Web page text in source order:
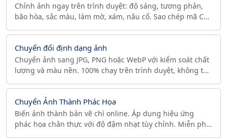
Chỉnh ảnh ngay trên trình duyệt: độ sáng, tương phản,
bão hòa, sắc màu, làm mờ, xám, nâu cổ. Sao chép mã CSS
Chuyển đổi định dạng ảnh
Chuyển ảnh sang JPG, PNG hoặc WebP với kiểm soát chất
lượng và màu nền. 100% chạy trên trình duyệt, không tải
Chuyển Ảnh Thành Phác Họa
Biến ảnh thành bản vẽ chì online. Áp dụng hiệu ứng
phác họa chân thực với độ đậm nhạt tùy chỉnh. Miễn phí,